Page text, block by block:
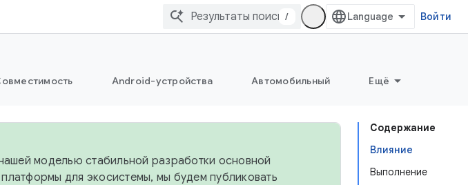
/ Войти
Android-устройства Автомобильный Ещё
Содержание
Влияние
Выполнение
моделью стабильной разработки основной
для экосистемы, мы будем публиковать